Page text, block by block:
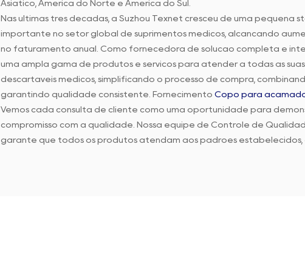
Asiático, América do Norte e América do Sul.
Nas últimas três décadas, a Suzhou Texnet cresceu de uma pequena
importante no setor global de suprimentos médicos, alcançando
no faturamento anual. Como fornecedora de solução completa e
uma ampla gama de produtos e serviços para atender a todas as
descartáveis médicos, simplificando o processo de compra,
garantindo qualidade consistente. Fornecimento Copo para
Vemos cada consulta de cliente como uma oportunidade para
compromisso com a qualidade. Nossa equipe de Controle de
garante que todos os produtos atendam aos padrões estabelecidos,